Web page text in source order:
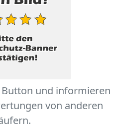
Button und informieren
von anderen